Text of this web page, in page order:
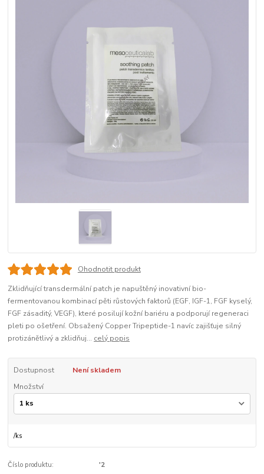
Ohodnotit produkt
Zklidňující transdermální patch je napuštěný inovativní bio-
fermentovanou kombinací pěti růstových faktorů (EGF, IGF-1, FGF kyselý,
FGF zásaditý, VEGF), které posilují kožní bariéru a podporují regeneraci
pleti po ošetření. Obsažený Copper Tripeptide-1 navíc zajišťuje silný
protizánětlivý a zklidňuj... celý popis
Dostupnost
Není skladem
Množství
/ks
Číslo produktu: '2